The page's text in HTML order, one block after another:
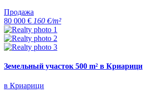
Продажа
80 000 € 160 €/m²
Земельный участок 500 m² в Криарици
в Криарици